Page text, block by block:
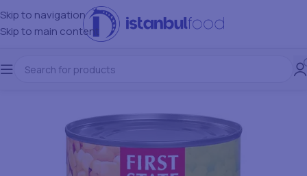
Skip to navigation
Skip to main content